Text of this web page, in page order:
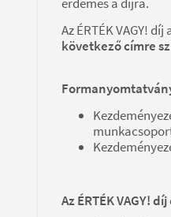
Az ÉRTÉK VAGY!
következő címre
Az ÉRTÉK VAGY!